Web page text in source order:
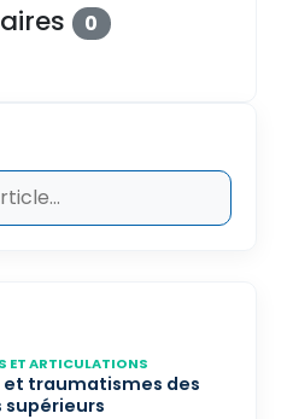
0
ET ARTICULATIONS
et traumatismes des